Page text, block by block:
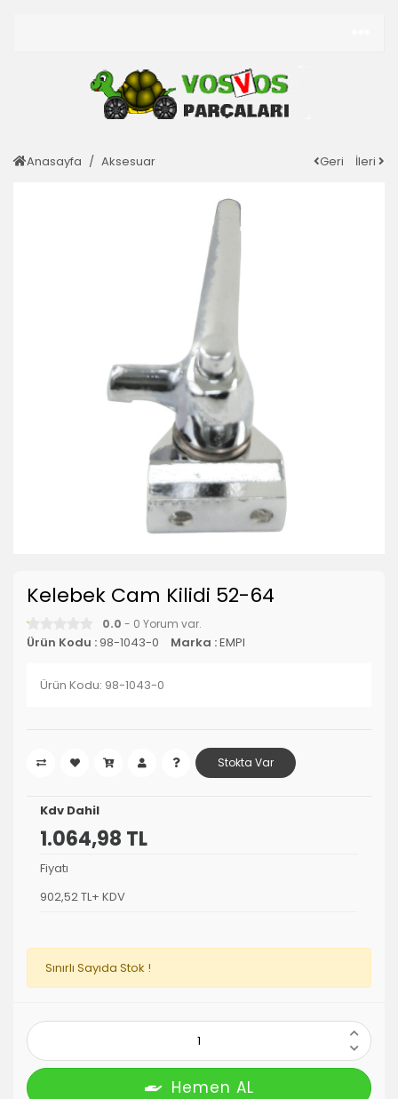
Anasayfa Aksesuar Geri İleri
Kelebek Cam Kilidi 52-64
0.0 - 0 Yorum var.
Ürün Kodu : 98-1043-0 Marka :EMPI
Ürün Kodu: 98-1043-0
Stokta Var
Kdv Dahil
1.064,98 TL
Fiyatı
902,52 TL+ KDV
Sınırlı Sayıda Stok !
Hemen AL